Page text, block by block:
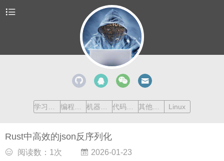
其他内容 Linux
Rust中高效的json反序列化
阅读数： 1 次 2026-01-23